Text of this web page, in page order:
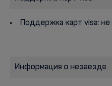
Поддержка карт visa: не
Информация о незаезде